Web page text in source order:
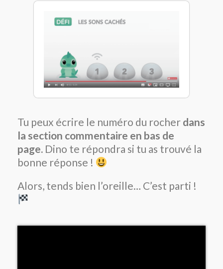
Tu peux écrire le numéro du rocher dans
la section commentaire en bas de
page. Dino te répondra si tu as trouvé la
bonne réponse !
Alors, tends bien l’oreille… C’est parti !